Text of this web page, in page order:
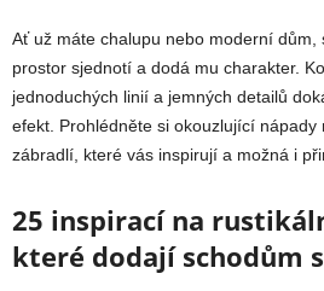
Ať už máte chalupu nebo moderní dům,
prostor sjednotí a dodá mu charakter.
jednoduchých linií a jemných detailů
efekt. Prohlédněte si okouzlující
zábradlí, které vás inspirují a možná i
25 inspirací na
které dodají schodům